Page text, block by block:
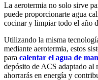
La aerotermia no solo sirve
puede proporcionarte agua
cocinar y limpiar todo el año
Utilizando la misma
mediante aerotermia, estos
para calentar el agua de
depósito de ACS adaptado al
ahorrarás en energía y